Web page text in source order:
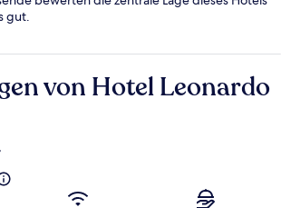
gut.
von Hotel Leonardo